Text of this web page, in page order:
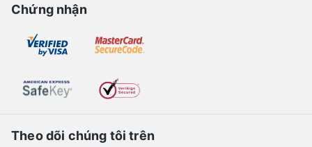
Chứng nhận
Theo dõi chúng tôi trên